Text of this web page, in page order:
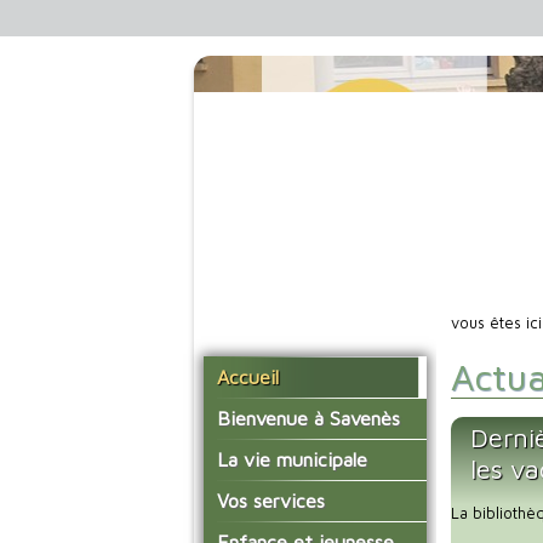
Accueil
Bienvenue à Savenès
Situer Savenès
Savenès en chiffre
L'histoire du village
La vie municipale
Vos élus
Les compte-rendus du
Vos services
La mairie
vous êtes
les
La